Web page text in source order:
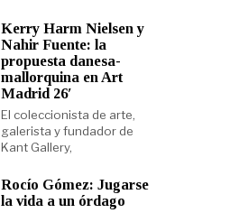
Kerry Harm Nielsen y
Nahir Fuente: la
propuesta danesa-
mallorquina en Art
Madrid 26′
El coleccionista de arte,
galerista y fundador de
Kant Gallery,
Rocío Gómez: Jugarse
la vida a un órdago